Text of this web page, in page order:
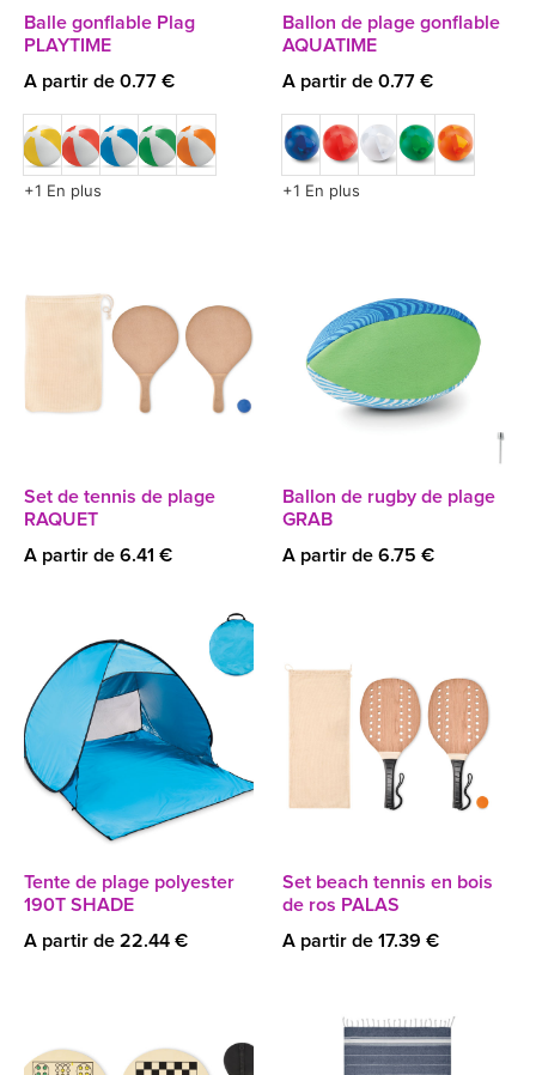
Balle gonflable Plag
PLAYTIME
A partir de 0.77 €
+1 En plus
Ballon de plage gonflable
AQUATIME
A partir de 0.77 €
+1 En plus
Set de tennis de plage
RAQUET
A partir de 6.41 €
Ballon de rugby de plage
GRAB
A partir de 6.75 €
Tente de plage polyester
190T SHADE
A partir de 22.44 €
Set beach tennis en bois
de ros PALAS
A partir de 17.39 €